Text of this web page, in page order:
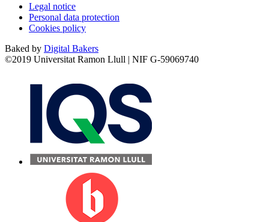
Legal notice
Personal data protection
Cookies policy
Baked by Digital Bakers
©2019 Universitat Ramon Llull | NIF G-59069740